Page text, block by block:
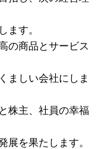
ます。
の商品とサービス
ましい会社にしま
株主、社員の幸福
展を果たします。